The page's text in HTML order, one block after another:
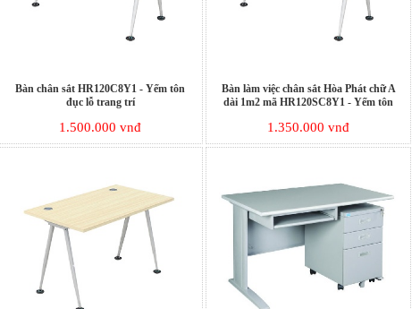
Bàn chân sắt HR120C8Y1 - Yếm tôn
đục lỗ trang trí
1.500.000 vnđ
Bàn làm việc chân sắt Hòa Phát chữ A
dài 1m2 mã HR120SC8Y1 - Yếm tôn
1.350.000 vnđ